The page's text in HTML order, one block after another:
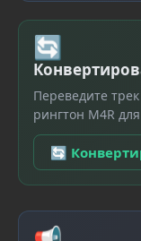
🔄
Переведите трек
рингтон M4R
🔄